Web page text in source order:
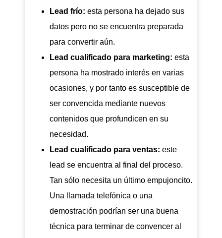
Lead frío: esta persona ha dejado sus
datos pero no se encuentra preparada
para convertir aún.
Lead cualificado para marketing: esta
persona ha mostrado interés en varias
ocasiones, y por tanto es susceptible de
ser convencida mediante nuevos
contenidos que profundicen en su
necesidad.
Lead cualificado para ventas: este
lead se encuentra al final del proceso.
Tan sólo necesita un último empujoncito.
Una llamada telefónica o una
demostración podrían ser una buena
técnica para terminar de convencer al